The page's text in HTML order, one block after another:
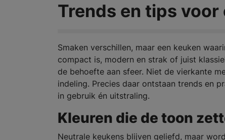
Trends en tips
Smaken verschillen, maar een keuken
compact is, modern en strak of juist
de behoefte aan sfeer. Niet de vierkante
indeling. Precies daar ontstaan trends en
in gebruik én uitstraling.
Kleuren die de toon
Neutrale keukens blijven geliefd, maar